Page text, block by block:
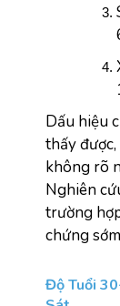
Dấu hiệu
thấy
không rõ
Nghiên
trường
chứng
Độ Tuổi